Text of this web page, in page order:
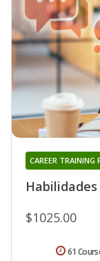
CAREER TRAINING
$1025.00
61